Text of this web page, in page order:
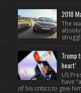
2018
The
Trump
heart’
US
have
of his critics to give